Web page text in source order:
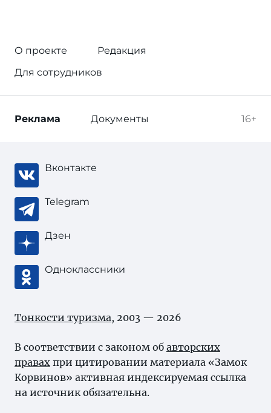
О проекте
Редакция
Для сотрудников
16+
Реклама Документы
Вконтакте
Telegram
Дзен
Одноклассники
Тонкости туризма, 2003 — 2026
В соответствии с законом об авторских
правах при цитировании материала «Замок
Корвинов» активная индексируемая ссылка
на источник обязательна.